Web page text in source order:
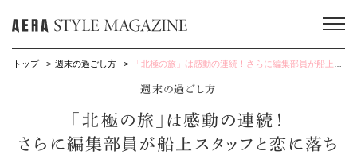
トップ 週末の過ごし方 「北極の旅」は感動の連続！さらに編集部員が船上スタッフと恋に落ちる!?
週末の過ごし方
「北極の旅」は感動の連続！
さらに編集部員が船上スタッフと恋に落ち